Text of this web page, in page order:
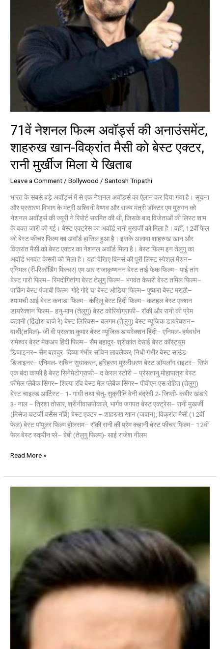
71वें नेशनल फिल्म अवॉर्ड्स की अनाउंसमेंट,
शाहरुख खान-विक्रांत मैसी को बेस्ट एक्टर,
रानी मुर्खीज मिला ये खिताब
Leave a Comment/Bollywood /Santosh Tripathi
भारत के सबसे बड़े अवॉर्ड्स में से एक नेशनल अवॉर्ड्स का ऐलान कर दिया गया है। सूचना
और प्रसारण विभाग के मंत्री अश्विनी वैष्णव और राज्य मंत्री डॉक्टर एम मुरुगन को
नेशनल अवॉर्ड्स की ज्यूरी ने रिपोर्ट सबमित की थी, जिसके बाद विजेताओं की लिस्ट शाम
के वक्त जारी की गई। बेस्ट एक्ट्रेस का अवॉर्ड रानी मुखर्जी को मिला है। वहीं, 12वीं फेल
को बेस्ट फीचर फिल्म का अवॉर्ड हासिल हुआ है। इसके अलावा शाहरुख खान और
विक्रांत मैसी को बेस्ट एक्टर का नेशनल अवॉर्ड मिला है। बेस्ट फिल्म इन तेलुगु का
अवॉर्ड भगवंत केसरी को मिला है। यहां देखिए विनर्स की पूरी लिस्ट स्पेशल मेंशन–
एनिमल (री-रिकॉर्डिंग मिक्चर) एम आर राजाकृष्णनन बेस्ट ताई फेक फिल्म– पाई तांग
बेस्ट गारो फिल्म– रिमदोगितांगा बेस्ट तेलुगु फिल्म– भगवंत केसरी बेस्ट तमिल फिल्म–
पार्किंग बेस्ट पंजाबी फिल्म- गोद्दे गोद्दे चा बेस्ट ओडिया फिल्म– पुष्करा बेस्ट मराठी–
श्यामची आई बेस्ट कनाडा फिल्म– कंदिलू बेस्ट हिंदी फिल्म– कटहल बेस्ट एक्शन
डायरेक्शन फिल्म– हनु-मान (तेलुगु) बेस्ट कोरियोग्राफी– रॉकी और रानी की प्रेम
कहानी (ढिंढोरा बाजे रे) बेस्ट लिरिक्स– बलगम (तेलुगु) बेस्ट म्यूजिक डायरेक्शन–
वाथी(तमिल)- जी वी प्रकाश कुमार बेस्ट म्यूजिक डायरेक्शन हिंदी– एनिमल- हर्षवर्धन
रामेश्वर बेस्ट मेकअप हिंदी फिल्म– सैम बहादुर- श्रीकांत देसाई बेस्ट कॉस्ट्यूम
डिजाइनर– सैम बहादुर- दिव्या गंभीर-सचिन लावलेकर, निधी गंभीर बेस्ट साउंड
डिजाइनर– एनिमल- सचिन सुधाकरन, हरिहरण मुरलीधरण बेस्ट डॉयलॉग राइटर– सिर्फ
एक बंदा काफी है बेस्ट सिनेमेटोग्राफी– द केरल स्टोरी – प्रंसतानु मोहापात्रा बेस्ट
फीमेल प्लेबैक सिंगर– शिल्पा रॉव बेस्ट मेल प्लेबैक सिंगर– पीवीएन एस रोहित (तेलुगु)
बेस्ट चाइल्ड आर्टिस्ट– 1- गांधी तथा चेतु- सुक्रीति वेनी बंद्रेदी 2- जिप्सी- कबीर खंडारे
3- नाल – त्रिशा तोसार, श्रीनीवासपोकाले, भार्गव जगपत बेस्ट एक्ट्रेस– रानी मुखर्जी
(मिसेज चटर्जी वर्सेस नॉर्वे) बेस्ट एक्टर – शाहरुख खान (जवान), विक्रांत मैसी (12वीं
फेल) बेस्ट पॉपुलर फिल्म होलसम– रॉकी रानी की प्रेम कहानी बेस्ट फीचर फिल्म– 12वीं
फेल बेस्ट स्क्रीन प्ले– बेबी (तेलुगु फिल्म)- साई राजेश नीलम
एक्टर,
रानी
मुर्खीज
मिला
खिताब
Read More »
विक्रांत